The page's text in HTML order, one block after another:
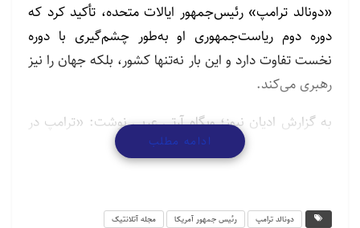
«دونالد ترامپ» رئیس‌جمهور ایالات متحده، تأکید کرد که
دوره دوم ریاست‌جمهوری او به‌طور چشم‌گیری با دوره
نخست تفاوت دارد و این بار نه‌تنها کشور، بلکه جهان را نیز
رهبری می‌کند.
به گزارش ادیان نیوز؛ وبگاه آرتی عربی نوشت: «ترامپ در
گفت‌وگویی با مجله آتلانتیک گفت در دوره نخست، مجبور
بودم هم کشور را اداره کنم و هم برای زنده ماندن تلاش
دوم، من کشور و جهان را اداره می‌کنم».
ادامه مطلب
دونالد ترامپ رئیس جمهور آمریکا مجله آتلانتیک